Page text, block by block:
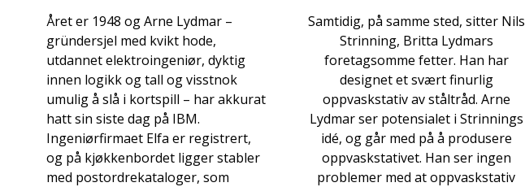
Året er 1948 og Arne Lydmar –
gründersjel med kvikt hode,
utdannet elektroingeniør, dyktig
innen logikk og tall og visstnok
umulig å slå i kortspill – har akkurat
hatt sin siste dag på IBM.
Ingeniørfirmaet Elfa er registrert,
og på kjøkkenbordet ligger stabler
med postordrekataloger, som
Samtidig, på samme sted, sitter Nils
Strinning, Britta Lydmars
foretagsomme fetter. Han har
designet et svært finurlig
oppvaskstativ av ståltråd. Arne
Lydmar ser potensialet i Strinnings
idé, og går med på å produsere
oppvaskstativet. Han ser ingen
problemer med at oppvaskstativ